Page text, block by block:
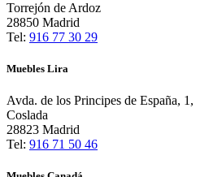
Torrejón de Ardoz
28850 Madrid
Tel: 916 77 30 29
Muebles Lira
Avda. de los Principes de España, 1,
Coslada
28823 Madrid
Tel: 916 71 50 46